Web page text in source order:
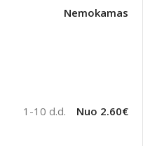
Nemokamas
1-10 d.d. Nuo 2.60€